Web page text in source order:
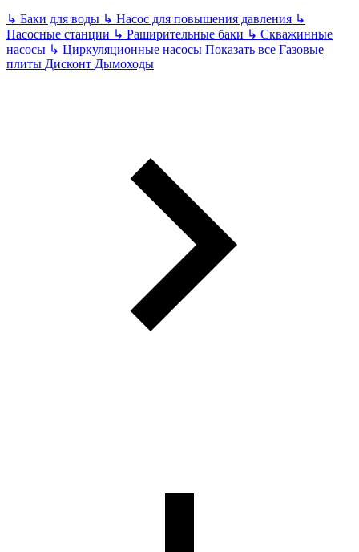
↳ Баки для воды ↳ Насос для повышения давления ↳
Насосные станции ↳ Раширительные баки ↳ Скважинные
насосы ↳ Циркуляционные насосы Показать все Газовые
плиты Дисконт Дымоходы